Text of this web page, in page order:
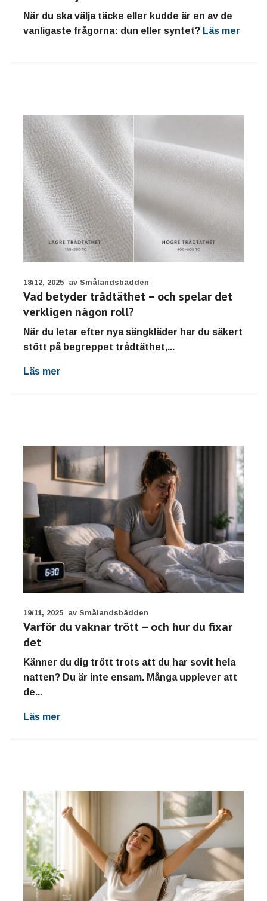
När du ska välja täcke eller kudde är en av de
vanligaste frågorna: dun eller syntet? Läs mer
18/12, 2025 av Smålandsbädden
Vad betyder trådtäthet – och spelar det
verkligen någon roll?
När du letar efter nya sängkläder har du säkert
stött på begreppet trådtäthet,...
Läs mer
19/11, 2025 av Smålandsbädden
Varför du vaknar trött – och hur du fixar
det
Känner du dig trött trots att du har sovit hela
natten? Du är inte ensam. Många upplever att
de...
Läs mer